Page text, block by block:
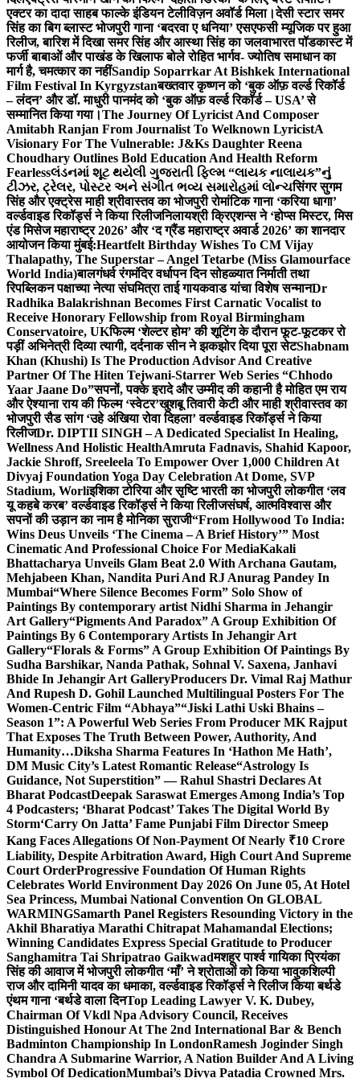
एक्टर का दादा साहब फाल्के इंडियन टेलीविज़न अवॉर्ड मिला।देसी स्टार समर
सिंह का बिग ब्लास्ट भोजपुरी गाना ‘बदरवा ए धनिया’ एसएफसी म्यूजिक पर हुआ
रिलीज, बारिश में दिखा समर सिंह और आस्था सिंह का जलवाभारत पॉडकास्ट में
फर्जी बाबाओं और पाखंड के खिलाफ बोले रोहित भार्गव- ज्योतिष समाधान का
मार्ग है, चमत्कार का नहींSandip Soparrkar At Bishkek International
Film Festival In Kyrgyzstanबख्तवार कृष्णन को ‘बुक ऑफ़ वर्ल्ड रिकॉर्ड
– लंदन’ और डॉ. माधुरी पानमंद को ‘बुक ऑफ़ वर्ल्ड रिकॉर्ड – USA’ से
सम्मानित किया गया।The Journey Of Lyricist And Composer
Amitabh Ranjan From Journalist To Welknown LyricistA
Visionary For The Vulnerable: J&Ks Daughter Reena
Choudhary Outlines Bold Education And Health Reform
Fearlessલંડનમાં શૂટ થયેલી ગુજરાતી ફિલ્મ “લાયક નાલાયક”નું
ટીઝર, ટ્રેલર, પોસ્ટર અને સંગીત ભવ્ય સમારોહમાં લોન્ચसिंगर सुगम
सिंह और एक्ट्रेस माही श्रीवास्तव का भोजपुरी रोमांटिक गाना ‘करिया धागा’
वर्ल्डवाइड रिकॉर्ड्स ने किया रिलीजनिलायश्री क्रिएशन्स ने ‘होप्स मिस्टर, मिस
एंड मिसेज महाराष्ट्र 2026’ और ‘द ग्रैंड महाराष्ट्र अवार्ड 2026’ का शानदार
आयोजन किया मुंबई:Heartfelt Birthday Wishes To CM Vijay
Thalapathy, The Superstar – Angel Tetarbe (Miss Glamourface
World India)बालगंधर्व रंगमंदिर वर्धापन दिन सोहळ्यात निर्माती तथा
रिपब्लिकन पक्षाच्या नेत्या संघमित्रा ताई गायकवाड यांचा विशेष सन्मानDr
Radhika Balakrishnan Becomes First Carnatic Vocalist to
Receive Honorary Fellowship from Royal Birmingham
Conservatoire, UKफिल्म ‘शेल्टर होम’ की शूटिंग के दौरान फूट-फूटकर रो
पड़ीं अभिनेत्री दिव्या त्यागी, दर्दनाक सीन ने झकझोर दिया पूरा सेटShabnam
Khan (Khushi) Is The Production Advisor And Creative
Partner Of The Hiten Tejwani-Starrer Web Series “Chhodo
Yaar Jaane Do”सपनों, पक्के इरादे और उम्मीद की कहानी है मोहित एम राय
और ऐश्याना राय की फिल्म ‘स्वेटर’खुशबू तिवारी केटी और माही श्रीवास्तव का
भोजपुरी सैड सांग ‘उहे अंखिया रोवा दिहला’ वर्ल्डवाइड रिकॉर्ड्स ने किया
रिलीजDr. DIPTII SINGH – A Dedicated Specialist In Healing,
Wellness And Holistic HealthAmruta Fadnavis, Shahid Kapoor,
Jackie Shroff, Sreeleela To Empower Over 1,000 Children At
Divyaj Foundation Yoga Day Celebration At Dome, SVP
Stadium, Worliइशिका टोरिया और सृष्टि भारती का भोजपुरी लोकगीत ‘लव
यू कहबे करब’ वर्ल्डवाइड रिकॉर्ड्स ने किया रिलीजसंघर्ष, आत्मविश्वास और
सपनों की उड़ान का नाम है मोनिका सुराजी“From Hollywood To India:
Wins Deus Unveils ‘The Cinema – A Brief History’” Most
Cinematic And Professional Choice For MediaKakali
Bhattacharya Unveils Glam Beat 2.0 With Archana Gautam,
Mehjabeen Khan, Nandita Puri And RJ Anurag Pandey In
Mumbai“Where Silence Becomes Form” Solo Show of
Paintings By contemporary artist Nidhi Sharma in Jehangir
Art Gallery“Pigments And Paradox” A Group Exhibition Of
Paintings By 6 Contemporary Artists In Jehangir Art
Gallery“Florals & Forms” A Group Exhibition Of Paintings By
Sudha Barshikar, Nanda Pathak, Sohnal V. Saxena, Janhavi
Bhide In Jehangir Art GalleryProducers Dr. Vimal Raj Mathur
And Rupesh D. Gohil Launched Multilingual Posters For The
Women-Centric Film “Abhaya”“Jiski Lathi Uski Bhains –
Season 1”: A Powerful Web Series From Producer MK Rajput
That Exposes The Truth Between Power, Authority, And
Humanity…Diksha Sharma Features In ‘Hathon Me Hath’,
DM Music City’s Latest Romantic Release“Astrology Is
Guidance, Not Superstition” — Rahul Shastri Declares At
Bharat PodcastDeepak Saraswat Emerges Among India’s Top
4 Podcasters; ‘Bharat Podcast’ Takes The Digital World By
Storm‘Carry On Jatta’ Fame Punjabi Film Director Smeep
Kang Faces Allegations Of Non-Payment Of Nearly ₹10 Crore
Liability, Despite Arbitration Award, High Court And Supreme
Court OrderProgressive Foundation Of Human Rights
Celebrates World Environment Day 2026 On June 05, At Hotel
Sea Princess, Mumbai National Convention On GLOBAL
WARMINGSamarth Panel Registers Resounding Victory in the
Akhil Bharatiya Marathi Chitrapat Mahamandal Elections;
Winning Candidates Express Special Gratitude to Producer
Sanghamitra Tai Shripatrao Gaikwadमशहूर पार्श्व गायिका प्रियंका
सिंह की आवाज में भोजपुरी लोकगीत ‘माँ’ ने श्रोताओं को किया भावुकशिल्पी
राज और दामिनी यादव का धमाका, वर्ल्डवाइड रिकॉर्ड्स ने रिलीज किया बर्थडे
एंथम गाना ‘बर्थडे वाला दिनTop Leading Lawyer V. K. Dubey,
Chairman Of Vkdl Npa Advisory Council, Receives
Distinguished Honour At The 2nd International Bar & Bench
Badminton Championship In LondonRamesh Joginder Singh
Chandra A Submarine Warrior, A Nation Builder And A Living
Symbol Of DedicationMumbai’s Divya Patadia Crowned Mrs.